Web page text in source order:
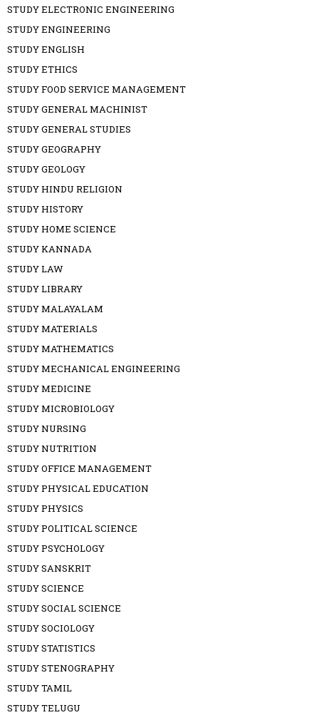
STUDY ELECTRONIC ENGINEERING
STUDY ENGINEERING
STUDY ENGLISH
STUDY ETHICS
STUDY FOOD SERVICE MANAGEMENT
STUDY GENERAL MACHINIST
STUDY GENERAL STUDIES
STUDY GEOGRAPHY
STUDY GEOLOGY
STUDY HINDU RELIGION
STUDY HISTORY
STUDY HOME SCIENCE
STUDY KANNADA
STUDY LAW
STUDY LIBRARY
STUDY MALAYALAM
STUDY MATERIALS
STUDY MATHEMATICS
STUDY MECHANICAL ENGINEERING
STUDY MEDICINE
STUDY MICROBIOLOGY
STUDY NURSING
STUDY NUTRITION
STUDY OFFICE MANAGEMENT
STUDY PHYSICAL EDUCATION
STUDY PHYSICS
STUDY POLITICAL SCIENCE
STUDY PSYCHOLOGY
STUDY SANSKRIT
STUDY SCIENCE
STUDY SOCIAL SCIENCE
STUDY SOCIOLOGY
STUDY STATISTICS
STUDY STENOGRAPHY
STUDY TAMIL
STUDY TELUGU